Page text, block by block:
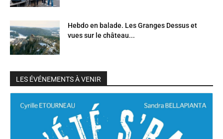
Hebdo en balade. Les Granges Dessus et
vues sur le château...
LES ÉVÉNEMENTS À VENIR